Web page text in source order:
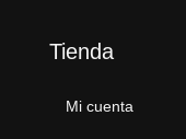
Tienda
Mi cuenta